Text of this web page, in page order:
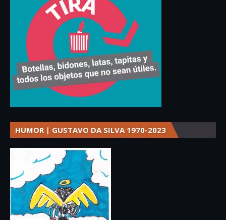
HUMOR | GUSTAVO DA SILVA 1970-2023